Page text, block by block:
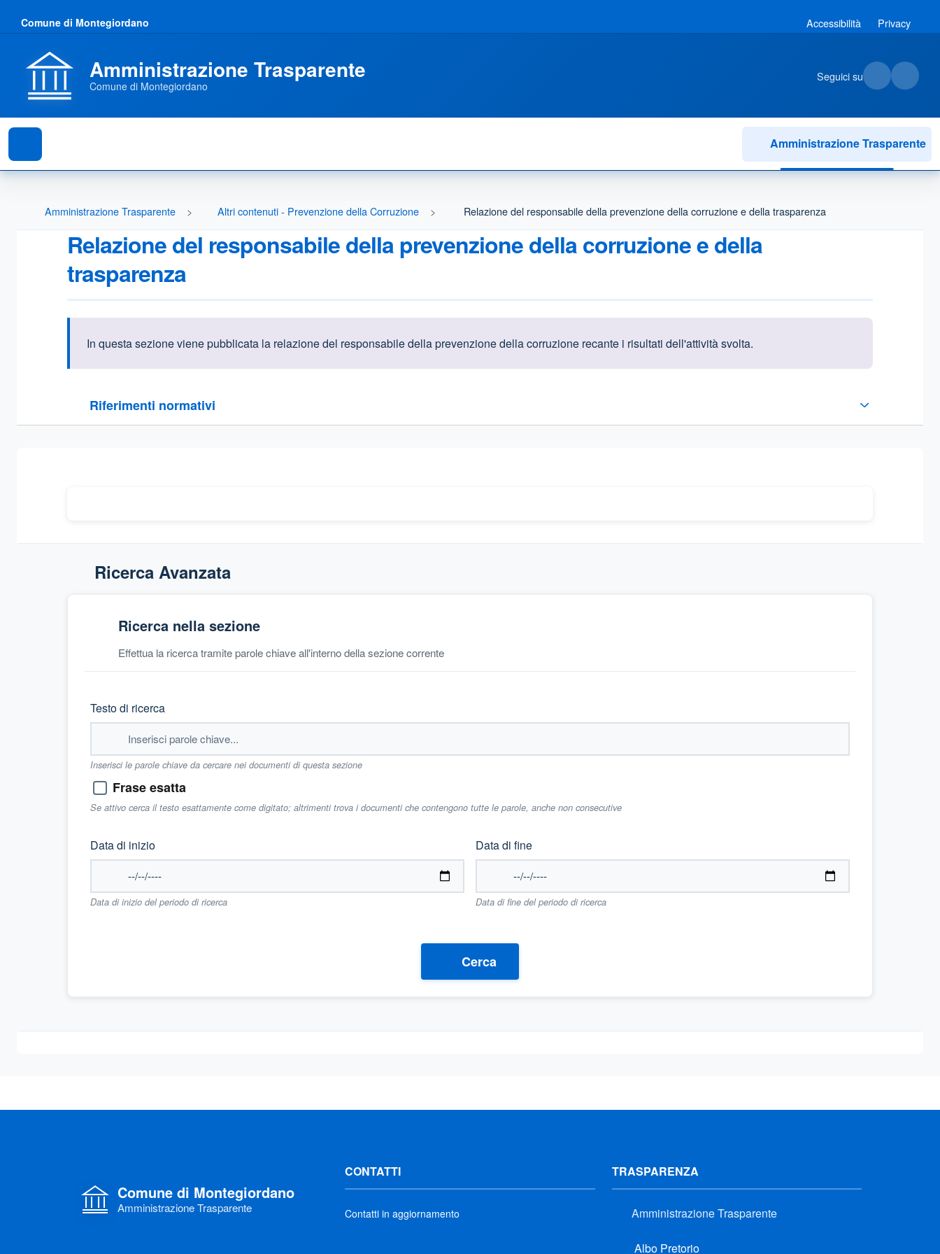
Comune di Montegiordano Accessibilità Privacy
Amministrazione Trasparente
Comune di Montegiordano
Seguici su
Amministrazione Trasparente
Amministrazione Trasparente Altri contenuti - Prevenzione della Corruzione Relazione del responsabile della prevenzione della corruzione e della trasparenza
Relazione del responsabile della prevenzione della corruzione e della
trasparenza
Informazioni introduttive
In questa sezione viene pubblicata la relazione del responsabile della prevenzione della corruzione recante i risultati dell'attività svolta.
Riferimenti normativi
Sezione compressa
Ricerca Avanzata
Ricerca nella sezione
Effettua la ricerca tramite parole chiave all'interno della sezione corrente
Testo di ricerca
Inserisci le parole chiave da cercare nei documenti di questa sezione
Frase esatta
Se attivo cerca il testo esattamente come digitato; altrimenti trova i documenti che contengono tutte le parole, anche non consecutive
Data di inizio
Data di inizio del periodo di ricerca
Data di fine
Data di fine del periodo di ricerca
Cerca
Comune di Montegiordano
Amministrazione Trasparente
CONTATTI
Contatti in aggiornamento
TRASPARENZA
Amministrazione Trasparente
Albo Pretorio